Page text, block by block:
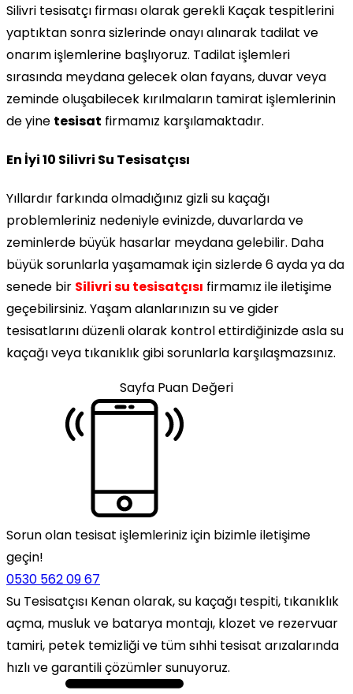
Silivri tesisatçı firması olarak gerekli Kaçak tespitlerini
yaptıktan sonra sizlerinde onayı alınarak tadilat ve
onarım işlemlerine başlıyoruz. Tadilat işlemleri
sırasında meydana gelecek olan fayans, duvar veya
zeminde oluşabilecek kırılmaların tamirat işlemlerinin
de yine tesisat firmamız karşılamaktadır.
En İyi 10 Silivri Su Tesisatçısı
Yıllardır farkında olmadığınız gizli su kaçağı
problemleriniz nedeniyle evinizde, duvarlarda ve
zeminlerde büyük hasarlar meydana gelebilir. Daha
büyük sorunlarla yaşamamak için sizlerde 6 ayda ya da
senede bir Silivri su tesisatçısı firmamız ile iletişime
geçebilirsiniz. Yaşam alanlarınızın su ve gider
tesisatlarını düzenli olarak kontrol ettirdiğinizde asla su
kaçağı veya tıkanıklık gibi sorunlarla karşılaşmazsınız.
Sayfa Puan Değeri
Sorun olan tesisat işlemleriniz için bizimle iletişime
geçin!
0530 562 09 67
Su Tesisatçısı Kenan olarak, su kaçağı tespiti, tıkanıklık
açma, musluk ve batarya montajı, klozet ve rezervuar
tamiri, petek temizliği ve tüm sıhhi tesisat arızalarında
hızlı ve garantili çözümler sunuyoruz.